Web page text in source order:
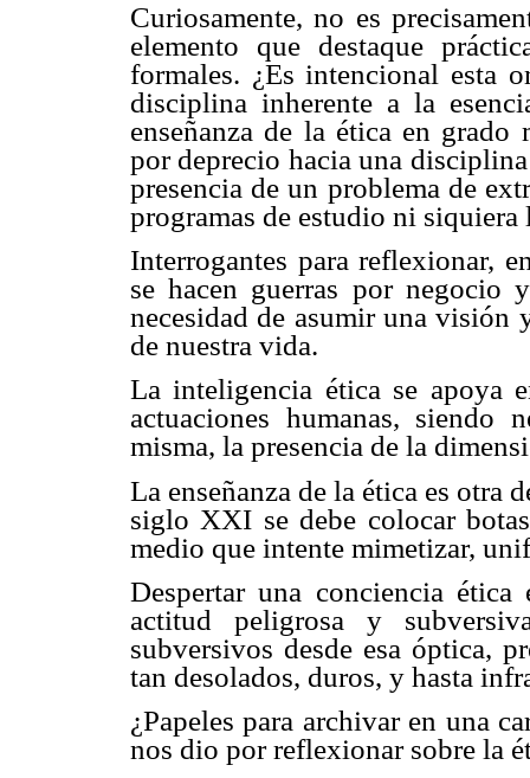
Curiosamente, no es
elemento que destaque
formales. ¿Es intencional esta
disciplina inherente a la
enseñanza de la ética en
por deprecio hacia una
presencia de un problema de
programas de estudio ni siquiera
Interrogantes para reflexionar,
se hacen guerras por negocio
necesidad de asumir una visión
de nuestra vida.
La inteligencia ética se apoya
actuaciones humanas, siendo
misma, la presencia de la
La enseñanza de la ética es otra
siglo XXI se debe colocar
medio que intente mimetizar,
Despertar una conciencia
actitud peligrosa y
subversivos desde esa óptica,
tan desolados, duros, y hasta
¿Papeles para archivar en una
nos dio por reflexionar sobre la